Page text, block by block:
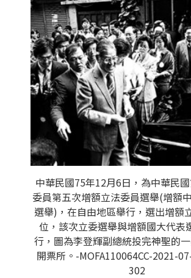
中華民國75年12月6日，為中華民
委員第五次增額立法委員選舉(增額
選舉)，在自由地區舉行，選出增額
位，該次立委選舉與增額國大代表
行，圖為李登輝副總統投完神聖的
開票所。-MOFA110064CC-2021-
302